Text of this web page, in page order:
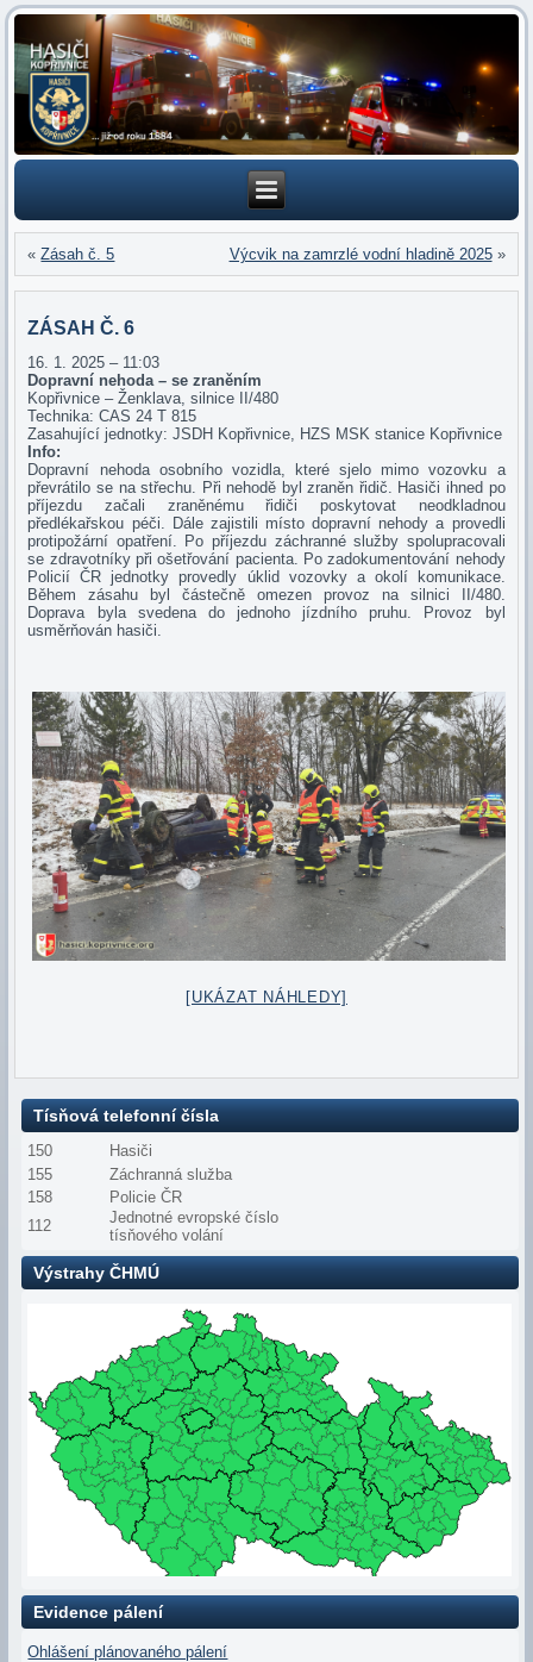
«Zásah č. 5 Výcvik na zamrzlé vodní hladině 2025»
ZÁSAH Č. 6
16. 1. 2025 – 11:03
Dopravní nehoda – se zraněním
Kopřivnice – Ženklava, silnice II/480
Technika: CAS 24 T 815
Zasahující jednotky: JSDH Kopřivnice, HZS MSK stanice Kopřivnice
Info:
Dopravní nehoda osobního vozidla, které sjelo mimo vozovku a
převrátilo se na střechu. Při nehodě byl zraněn řidič. Hasiči ihned po
příjezdu začali zraněnému řidiči poskytovat neodkladnou
předlékařskou péči. Dále zajistili místo dopravní nehody a provedli
protipožární opatření. Po příjezdu záchranné služby spolupracovali
se zdravotníky při ošetřování pacienta. Po zadokumentování nehody
Policií ČR jednotky provedly úklid vozovky a okolí komunikace.
Během zásahu byl částečně omezen provoz na silnici II/480.
Doprava byla svedena do jednoho jízdního pruhu. Provoz byl
usměrňován hasiči.
[UKÁZAT NÁHLEDY]
Tísňová telefonní čísla
150
Hasiči
155
Záchranná služba
158
Policie ČR
112
Jednotné evropské číslo
tísňového volání
Výstrahy ČHMÚ
Evidence pálení
Ohlášení plánovaného pálení